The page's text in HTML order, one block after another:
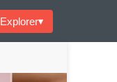
Explorer▾